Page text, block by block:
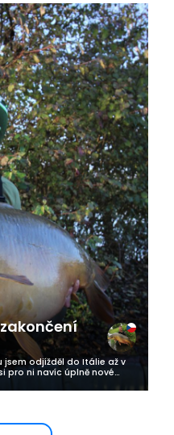
odjížděl do Itálie až v
pro ni navíc úplně nové
nerybařil. Lov kaprů v